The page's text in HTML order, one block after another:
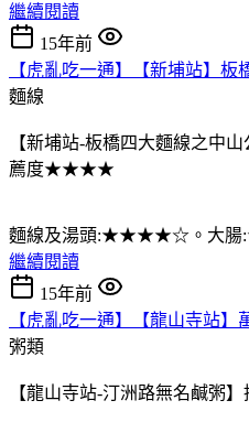
繼續閱讀
15年前
【虎亂吃一通】【新埔站】
麵線
【新埔站-板橋四大麵線之中
薦度★★★★
麵線及湯頭:★★★★☆。大
繼續閱讀
15年前
【虎亂吃一通】【龍山寺站】
粥類
【龍山寺站-汀洲路無名鹹